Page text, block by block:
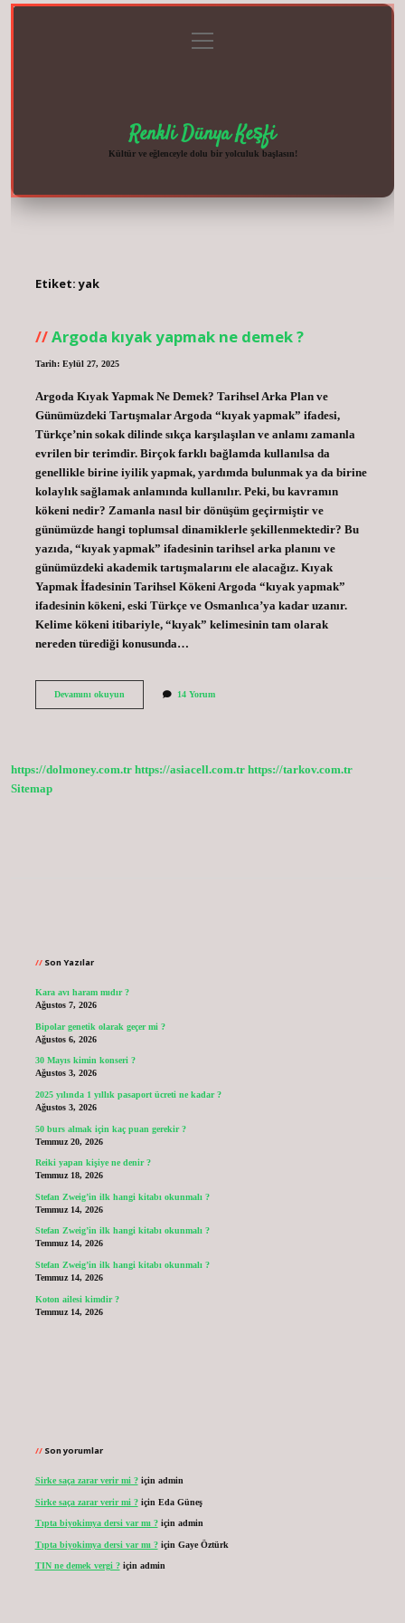
menüyü
aç
Renkli Dünya Keşfi
Kültür ve eğlenceyle dolu bir yolculuk başlasın!
Etiket:yak
Argoda kıyak yapmak ne demek ?
Tarih: Eylül 27, 2025
Argoda Kıyak Yapmak Ne Demek? Tarihsel Arka Plan ve
Günümüzdeki Tartışmalar Argoda “kıyak yapmak” ifadesi,
Türkçe’nin sokak dilinde sıkça karşılaşılan ve anlamı zamanla
evrilen bir terimdir. Birçok farklı bağlamda kullanılsa da
genellikle birine iyilik yapmak, yardımda bulunmak ya da birine
kolaylık sağlamak anlamında kullanılır. Peki, bu kavramın
kökeni nedir? Zamanla nasıl bir dönüşüm geçirmiştir ve
günümüzde hangi toplumsal dinamiklerle şekillenmektedir? Bu
yazıda, “kıyak yapmak” ifadesinin tarihsel arka planını ve
günümüzdeki akademik tartışmalarını ele alacağız. Kıyak
Yapmak İfadesinin Tarihsel Kökeni Argoda “kıyak yapmak”
ifadesinin kökeni, eski Türkçe ve Osmanlıca’ya kadar uzanır.
Kelime kökeni itibariyle, “kıyak” kelimesinin tam olarak
nereden türediği konusunda…
Devamını okuyunArgoda
14 Yorum
https://dolmoney.com.tr https://asiacell.com.tr https://tarkov.com.tr
Sitemap
Son Yazılar
Kara avı haram mıdır ?
Ağustos 7, 2026
Bipolar genetik olarak geçer mi ?
Ağustos 6, 2026
30 Mayıs kimin konseri ?
Ağustos 3, 2026
2025 yılında 1 yıllık pasaport ücreti ne kadar ?
Ağustos 3, 2026
50 burs almak için kaç puan gerekir ?
Temmuz 20, 2026
Reiki yapan kişiye ne denir ?
Temmuz 18, 2026
Stefan Zweig’in ilk hangi kitabı okunmalı ?
Temmuz 14, 2026
Stefan Zweig’in ilk hangi kitabı okunmalı ?
Temmuz 14, 2026
Stefan Zweig’in ilk hangi kitabı okunmalı ?
Temmuz 14, 2026
Koton ailesi kimdir ?
Temmuz 14, 2026
Son yorumlar
Sirke saça zarar verir mi ?için admin
Sirke saça zarar verir mi ?için Eda Güneş
Tıpta biyokimya dersi var mı ?için admin
Tıpta biyokimya dersi var mı ?için Gaye Öztürk
TIN ne demek vergi ?için admin